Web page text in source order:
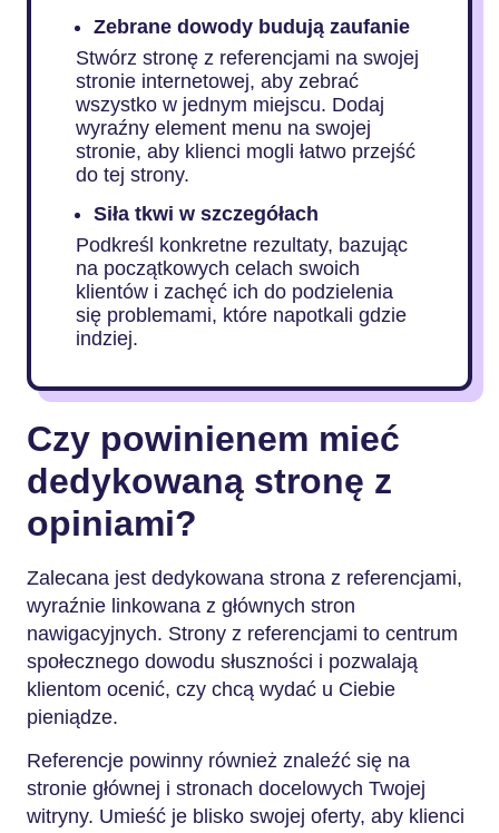
Zebrane dowody budują zaufanie
Stwórz stronę z referencjami na swojej
stronie internetowej, aby zebrać
wszystko w jednym miejscu. Dodaj
wyraźny element menu na swojej
stronie, aby klienci mogli łatwo przejść
do tej strony.
Siła tkwi w szczegółach
Podkreśl konkretne rezultaty, bazując
na początkowych celach swoich
klientów i zachęć ich do podzielenia
się problemami, które napotkali gdzie
indziej.
Czy powinienem mieć
dedykowaną stronę z
opiniami?
Zalecana jest dedykowana strona z referencjami,
wyraźnie linkowana z głównych stron
nawigacyjnych. Strony z referencjami to centrum
społecznego dowodu słuszności i pozwalają
klientom ocenić, czy chcą wydać u Ciebie
pieniądze.
Referencje powinny również znaleźć się na
stronie głównej i stronach docelowych Twojej
witryny. Umieść je blisko swojej oferty, aby klienci